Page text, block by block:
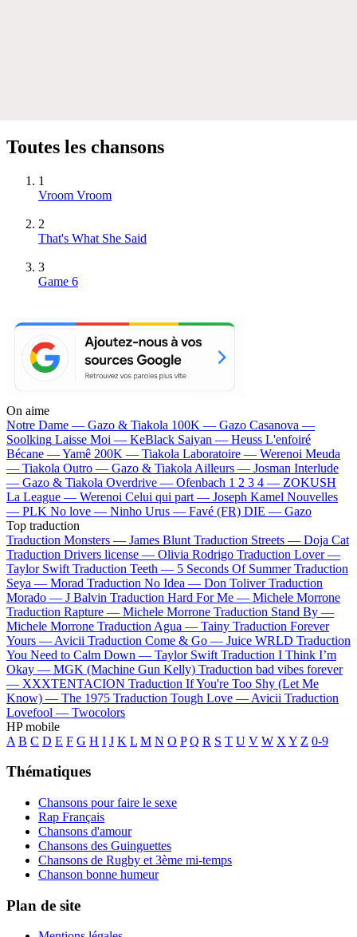
Toutes les chansons
1
Vroom Vroom
2
That's What She Said
3
Game 6
On aime
Notre Dame — Gazo & Tiakola 100K — Gazo Casanova —
Soolking Laisse Moi — KeBlack Saiyan — Heuss L'enfoiré
Bécane —Yamê 200K — Tiakola Laboratoire — Werenoi Meuda
— Tiakola Outro — Gazo & Tiakola Ailleurs — Josman Interlude
— Gazo & Tiakola Overdrive — Ofenbach 1 2 3 4 — ZOKUSH
La League — Werenoi Celui qui part — Joseph Kamel Nouvelles
— PLK No love — Ninho Urus — Favé (FR) DIE — Gazo
Top traduction
Traduction Monsters — James Blunt Traduction Streets — Doja Cat
Traduction Drivers license — Olivia Rodrigo Traduction Lover —
Taylor Swift Traduction Teeth — 5 Seconds Of Summer Traduction
Seya — Morad Traduction No Idea — Don Toliver Traduction
Morado — J Balvin Traduction Hard For Me — Michele Morrone
Traduction Rapture — Michele Morrone Traduction Stand By —
Michele Morrone Traduction Agua — Tainy Traduction Forever
Yours — Avicii Traduction Come & Go — Juice WRLD Traduction
You Need to Calm Down — Taylor Swift Traduction I Think I’m
Okay — MGK (Machine Gun Kelly) Traduction bad vibes forever
— XXXTENTACION Traduction If You're Too Shy (Let Me
Know) — The 1975 Traduction Tough Love — Avicii Traduction
Lovefool — Twocolors
HP mobile
A B C D E F G H I J K L M N O P Q R S T U V W X Y Z 0-9
Thématiques
Chansons pour faire le sexe
Rap Français
Chansons d'amour
Chansons des Guinguettes
Chansons de Rugby et 3ème mi-temps
Chanson bonne humeur
Plan de site